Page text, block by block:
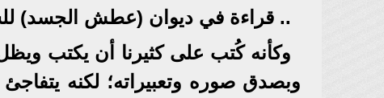
.. قراءة في ديوان (عطش الجسد)
وكأنه كُتب على كثيرنا أن يكتب
وبصدق صوره وتعبيراته؛ لكنه